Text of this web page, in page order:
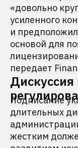
«довольно
усиленного
и
основой для
передает
Дискуссия
Подписание
длительных
жестким